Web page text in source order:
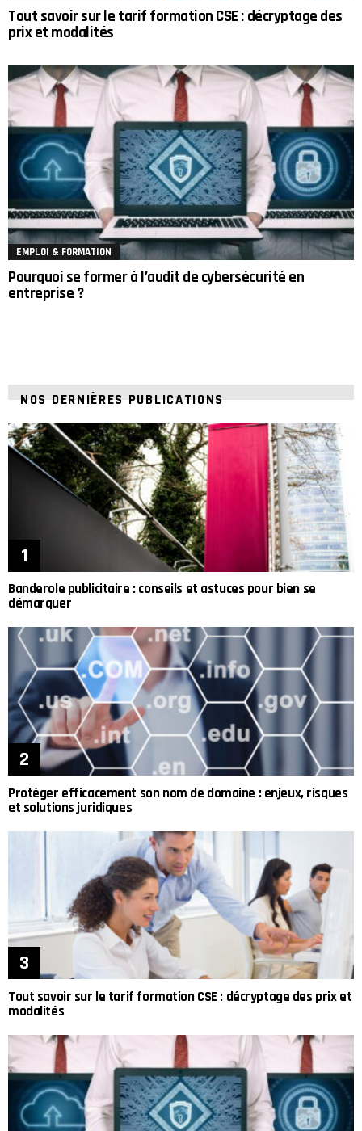
Tout savoir sur le tarif formation CSE : décryptage des
prix et modalités
EMPLOI & FORMATION
Pourquoi se former à l’audit de cybersécurité en
entreprise ?
NOS DERNIÈRES PUBLICATIONS
Banderole publicitaire : conseils et astuces pour bien se
démarquer
Protéger efficacement son nom de domaine : enjeux, risques
et solutions juridiques
Tout savoir sur le tarif formation CSE : décryptage des prix et
modalités